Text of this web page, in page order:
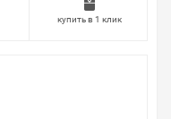
несколько
наиболее
купить в 1 клик